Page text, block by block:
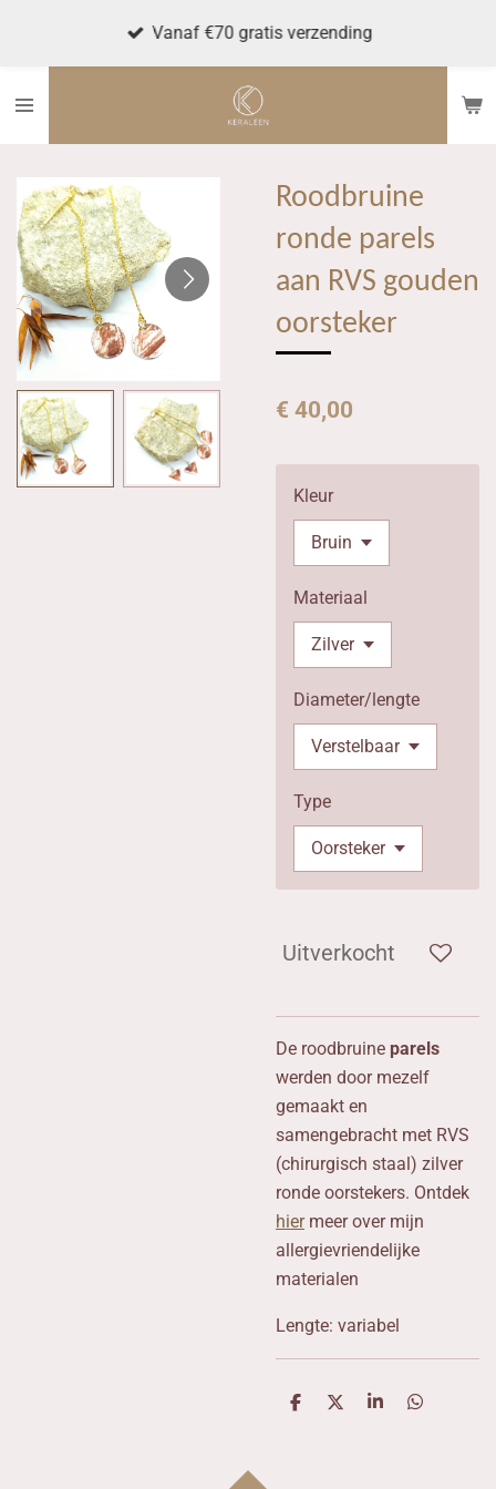
de
Vanaf €70 gratis verzending
Roodbruine
ronde parels
aan RVS gouden
oorsteker
€ 40,00
Kleur
Materiaal
Diameter/lengte
Type
Uitverkocht
De roodbruine parels
werden door mezelf
gemaakt en
samengebracht met RVS
(chirurgisch staal) zilver
ronde oorstekers. Ontdek
hiermeer over mijn
allergievriendelijke
materialen
Lengte: variabel
D
D
S
D